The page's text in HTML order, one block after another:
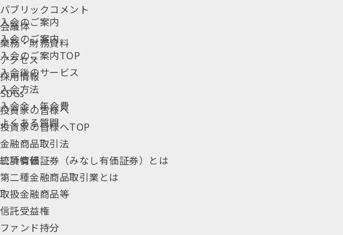
入会のご案内
入会のご案内
入会のご案内TOP
入会後のサービス
入会方法
入会金・年会費
よくある質問
統計情報
パブリックコメント
会議体
業務・財務資料
アクセス
採用情報
SDGs
投資家の皆様へ
投資家の皆様へTOP
金融商品取引法
二項有価証券（みなし有価証券）とは
第二種金融商品取引業とは
取扱金融商品等
信託受益権
ファンド持分